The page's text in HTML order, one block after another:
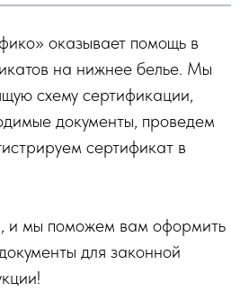
оказывает помощь в
на нижнее белье. Мы
схему сертификации,
документы, проведем
сертификат в
и мы поможем вам оформить
для законной